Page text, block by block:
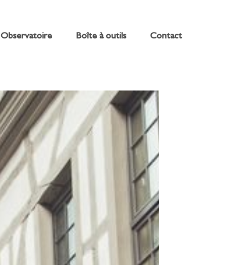
Observatoire Boîte à outils Contact